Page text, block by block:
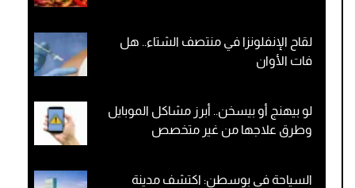
لقاح الإنفلونزا في منتصف الشتاء.. هل
فات الأوان
لو بيهنج أو بيسخن.. أبرز مشاكل الموبايل
وطرق علاجها من غير متخصص
السياحة في بوسطن: اكتشف مدينة